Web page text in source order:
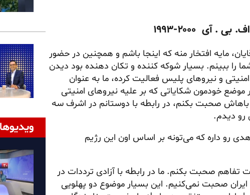
۲۰۰۰-۱۹۹۳
مایه افتخار منه که اینجا باشم و همچنین در حضور
را ببینم. بسیار شوکه کننده و تکان دهنده بود دیدن
و نیروهای پلیس فعالیت کرده، ما به عنوان
خودمون شکایاتی که بر علیه نیروهای امنیتی
صحبت بکنم، در رابطه با دوستانم در اشرف سه
دیدم.
رو داره که می‌تونه بر اساس اون این رژیم
تفاهم صحبت بکنم. ما در رابطه با آزادی ترددات در
صحبت نمی‌کنیم. این بسیار موضوع دو پهلویی